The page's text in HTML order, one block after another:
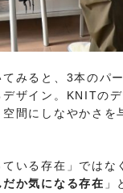
みると、3本のパ
デザイン。KNITの
間にしなやかさを
いる存在」ではな
か気になる存在 」